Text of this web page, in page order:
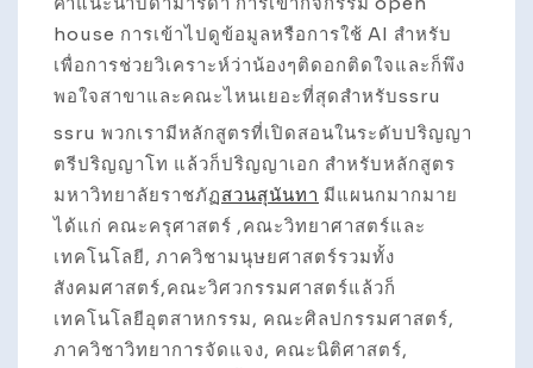
house การเข้าไปดูข้อมูลหรือการใช้ AI สำหรับ
เพื่อการช่วยวิเคราะห์ว่าน้องๆติดอกติดใจและก็พึง
พอใจสาขาและคณะไหนเยอะที่สุดสำหรับssru
ssru พวกเรามีหลักสูตรที่เปิดสอนในระดับปริญญา
ตรีปริญญาโท แล้วก็ปริญญาเอก สำหรับหลักสูตร
มหาวิทยาลัยราชภัฏสวนสุนันทา มีแผนกมากมาย
ได้แก่ คณะครุศาสตร์ ,คณะวิทยาศาสตร์และ
เทคโนโลยี, ภาควิชามนุษยศาสตร์รวมทั้ง
สังคมศาสตร์,คณะวิศวกรรมศาสตร์แล้วก็
เทคโนโลยีอุตสาหกรรม, คณะศิลปกรรมศาสตร์,
ภาควิชาวิทยาการจัดแจง, คณะนิติศาสตร์,